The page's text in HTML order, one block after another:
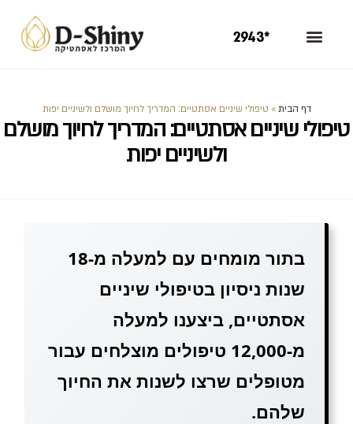
*2943
דף הבית» טיפולי שיניים אסתטיים: המדריך לחיוך מושלם ולשיניים יפות
טיפולי שיניים אסתטיים: המדריך לחיוך מושלם
ולשיניים יפות
בתור מומחים עם למעלה מ-18
שנות ניסיון בטיפולי שיניים
אסתטיים, ביצענו למעלה
מ-12,000 טיפולים מוצלחים עבור
מטופלים שרצו לשנות את החיוך
שלהם.